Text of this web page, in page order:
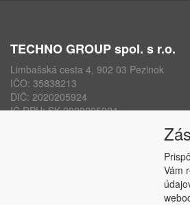
TECHNO GROUP spol. s r.o.
Limbašská cesta 4, 902 03 Pezinok
IČO: 35838213
DIČ: 2020205924
IČ DPH: SK 2020205924
Vám